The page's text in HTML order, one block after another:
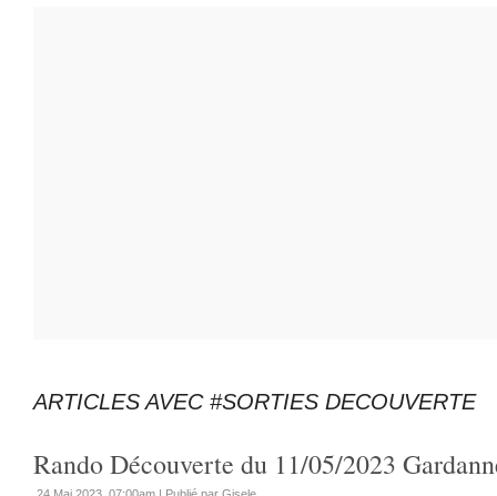
ARTICLES AVEC #SORTIES DECOUVERTE
Rando Découverte du 11/05/2023